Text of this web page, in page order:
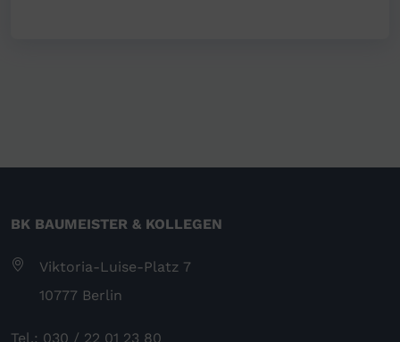
BK BAUMEISTER & KOLLEGEN
Viktoria-Luise-Platz 7
10777 Berlin
Tel.: 030 / 22 01 23 80